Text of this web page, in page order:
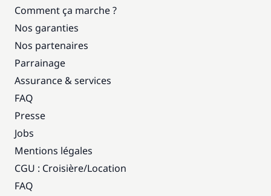
Comment ça marche ?
Nos garanties
Nos partenaires
Parrainage
Assurance & services
FAQ
Presse
Jobs
Mentions légales
CGU : Croisière/Location
FAQ